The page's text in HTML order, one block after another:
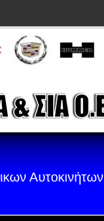
Αυτοκινήτων